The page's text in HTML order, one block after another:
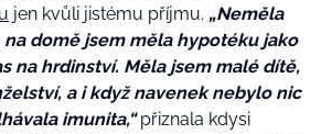
jen kvůli jistému příjmu. „Neměla
na domě jsem měla hypotéku jako
na hrdinství. Měla jsem malé dítě,
a i když navenek nebylo nic
imunita,“přiznala kdysi